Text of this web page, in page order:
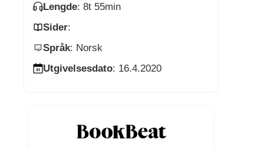
Lengde: 8t 55min
Sider:
Språk: Norsk
Utgivelsesdato: 16.4.2020